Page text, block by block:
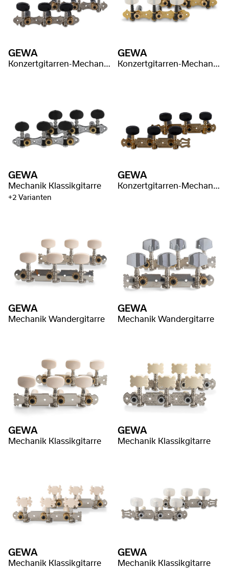
GEWA
Konzertgitarren-Mechanik Pro Arte
GEWA
Konzertgitarren-Mechanik Pro Arte
GEWA
Mechanik Klassikgitarre
+2 Varianten
GEWA
Konzertgitarren-Mechanik Pro Arte
GEWA
Mechanik Wandergitarre
GEWA
Mechanik Wandergitarre
GEWA
Mechanik Klassikgitarre
GEWA
Mechanik Klassikgitarre
GEWA
Mechanik Klassikgitarre
GEWA
Mechanik Klassikgitarre